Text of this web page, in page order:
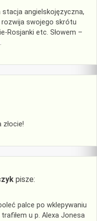
angielskojęzyczna,
swojego skrótu
Rosjanki etc. Słowem –
pisze:
palce po wklepywaniu
u p. Alexa Jonesa